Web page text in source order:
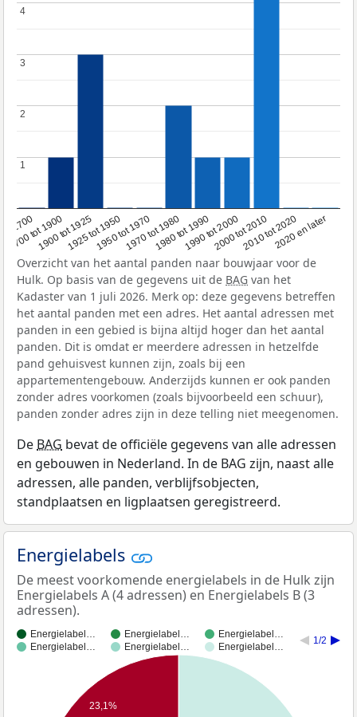
1700
1700 tot 1900
1900 tot 19251925 tot 19501950 tot 19701970 tot 19801980 tot 19901990 tot 20002000 tot 20102010 tot 20202020 en later
1
1
2
2
3
3
4
4
Overzicht van het aantal panden naar bouwjaar voor de
Hulk. Op basis van de gegevens uit de BAG van het
Kadaster van 1 juli 2026. Merk op: deze gegevens betreffen
het aantal panden met een adres. Het aantal adressen met
panden in een gebied is bijna altijd hoger dan het aantal
panden. Dit is omdat er meerdere adressen in hetzelfde
pand gehuisvest kunnen zijn, zoals bij een
appartementengebouw. Anderzijds kunnen er ook panden
zonder adres voorkomen (zoals bijvoorbeeld een schuur),
panden zonder adres zijn in deze telling niet meegenomen.
De BAG bevat de officiële gegevens van alle adressen
en gebouwen in Nederland. In de BAG zijn, naast alle
adressen, alle panden, verblijfsobjecten,
standplaatsen en ligplaatsen geregistreerd.
Energielabels
De meest voorkomende energielabels in de Hulk zijn
Energielabels A (4 adressen) en Energielabels B (3
adressen).
Energielabel… Energielabel…
Energielabel…
Energielabel…
Energielabel… Energielabel…
1/2
23,1%